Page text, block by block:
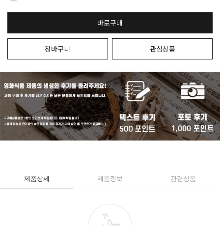
바로구매
장바구니 관심상품
제품상세 제품정보 관련상품